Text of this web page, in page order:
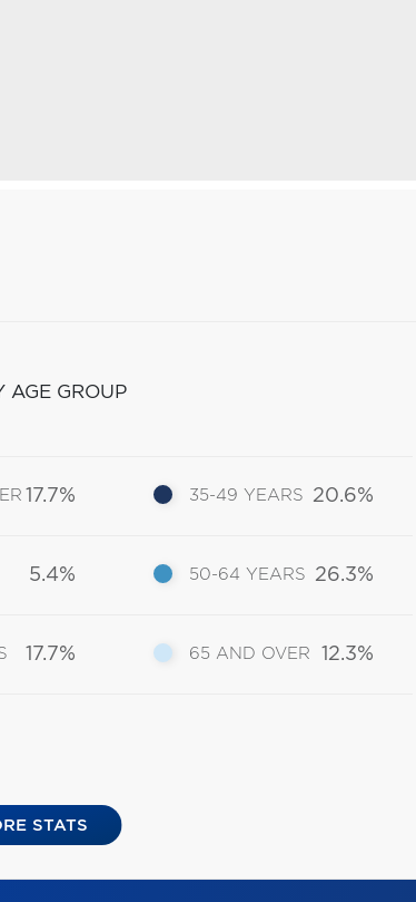
AGE GROUP
17.7%
5.4%
17.7%
35-49 YEARS 20.6%
50-64 YEARS 26.3%
65 AND OVER 12.3%
STATS